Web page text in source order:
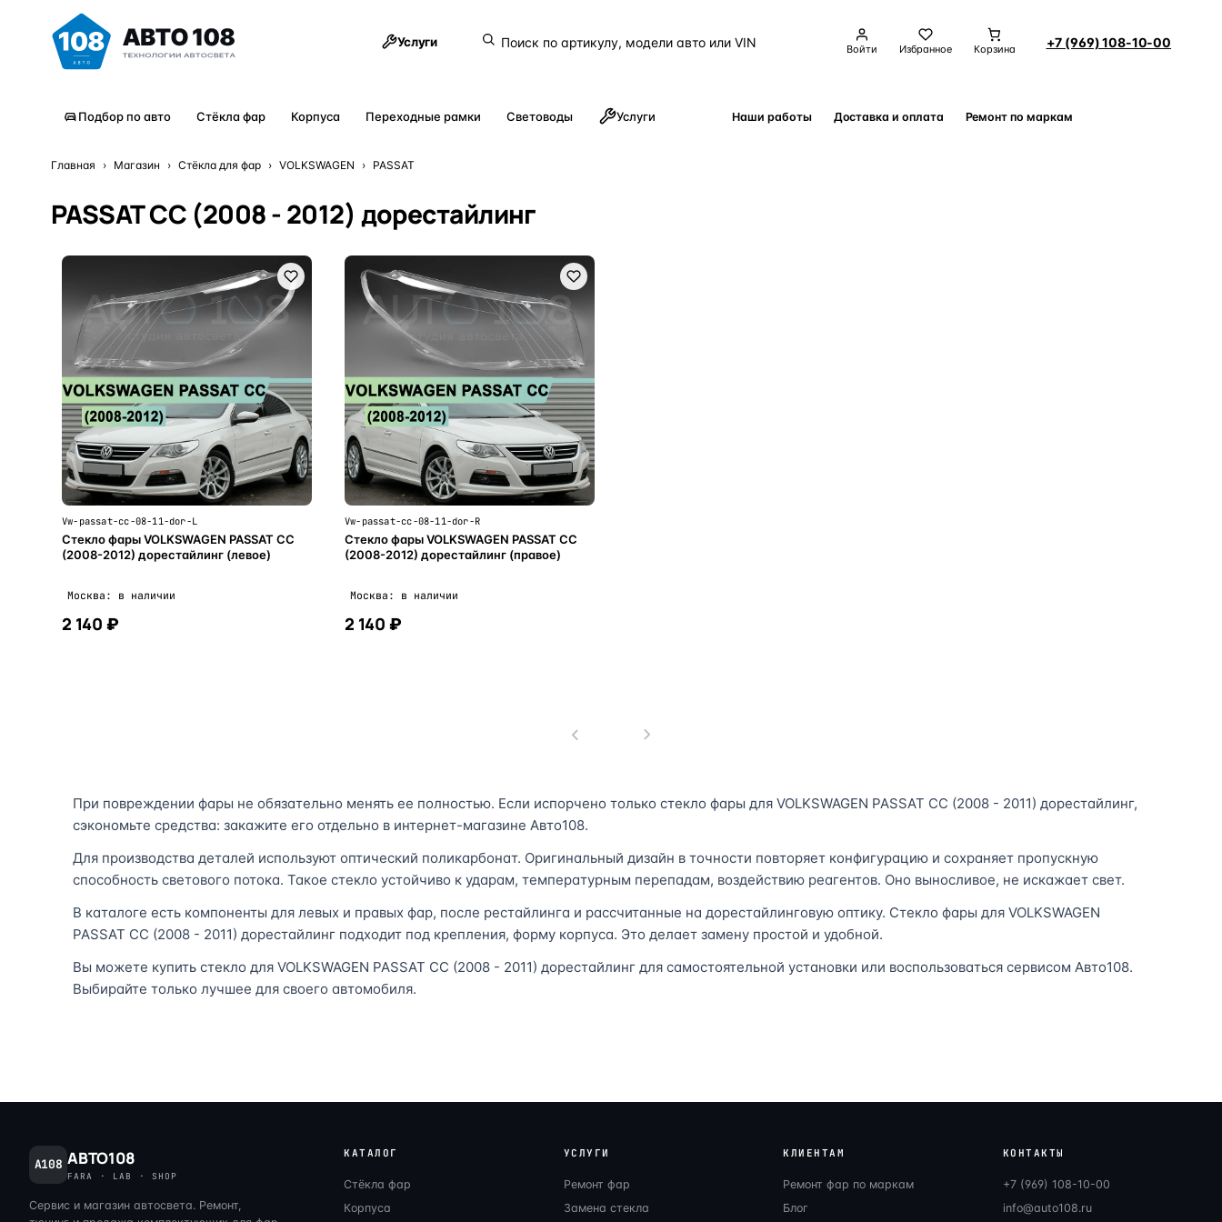
Услуги Войти Избранное Корзина +7 (969) 108-10-00
Подбор по авто Стёкла фар Корпуса Переходные рамки Световоды Услуги Наши работы Доставка и оплата Ремонт по маркам
Главная › Магазин › Стёкла для фар › VOLKSWAGEN › PASSAT
PASSAT CC (2008 - 2012) дорестайлинг
Vw-passat-cc-08-11-dor-L
Стекло фары VOLKSWAGEN PASSAT CC
(2008-2012) дорестайлинг (левое)
Москва: в наличии
2 140 ₽
Vw-passat-cc-08-11-dor-R
Стекло фары VOLKSWAGEN PASSAT CC
(2008-2012) дорестайлинг (правое)
Москва: в наличии
2 140 ₽
При повреждении фары не обязательно менять ее полностью. Если испорчено только стекло фары для VOLKSWAGEN PASSAT CC (2008 - 2011) дорестайлинг,
сэкономьте средства: закажите его отдельно в интернет-магазине Авто108.
Для производства деталей используют оптический поликарбонат. Оригинальный дизайн в точности повторяет конфигурацию и сохраняет пропускную
способность светового потока. Такое стекло устойчиво к ударам, температурным перепадам, воздействию реагентов. Оно выносливое, не искажает свет.
В каталоге есть компоненты для левых и правых фар, после рестайлинга и рассчитанные на дорестайлинговую оптику. Стекло фары для VOLKSWAGEN
PASSAT CC (2008 - 2011) дорестайлинг подходит под крепления, форму корпуса. Это делает замену простой и удобной.
Вы можете купить стекло для VOLKSWAGEN PASSAT CC (2008 - 2011) дорестайлинг для самостоятельной установки или воспользоваться сервисом Авто108.
Выбирайте только лучшее для своего автомобиля.
A108 АВТО108
FARA · LAB · SHOP
Сервис и магазин автосвета. Ремонт,
КАТАЛОГ
Стёкла фар
Корпуса
УСЛУГИ
Ремонт фар
Замена стекла
КЛИЕНТАМ
Ремонт фар по маркам
Блог
КОНТАКТЫ
+7 (969) 108-10-00
info@auto108.ru